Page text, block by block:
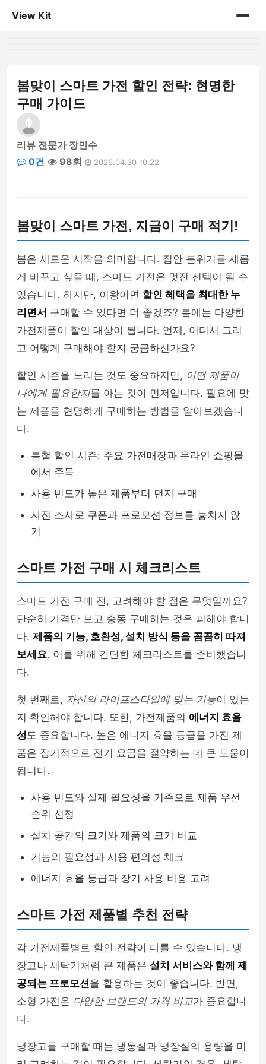
View Kit
봄맞이 스마트 가전 할인 전략: 현명한
구매 가이드
리뷰 전문가 장민수
0건
98회 2026.04.30 10:22
봄맞이 스마트 가전, 지금이 구매 적기!
봄은 새로운 시작을 의미합니다. 집안 분위기를 새롭
게 바꾸고 싶을 때, 스마트 가전은 멋진 선택이 될 수
있습니다. 하지만, 이왕이면 할인 혜택을 최대한 누
리면서 구매할 수 있다면 더 좋겠죠? 봄에는 다양한
가전제품이 할인 대상이 됩니다. 언제, 어디서 그리
고 어떻게 구매해야 할지 궁금하신가요?
할인 시즌을 노리는 것도 중요하지만, 어떤 제품이
나에게 필요한지를 아는 것이 먼저입니다. 필요에 맞
는 제품을 현명하게 구매하는 방법을 알아보겠습니
다.
봄철 할인 시즌: 주요 가전매장과 온라인 쇼핑몰
에서 주목
사용 빈도가 높은 제품부터 먼저 구매
사전 조사로 쿠폰과 프로모션 정보를 놓치지 않
기
스마트 가전 구매 시 체크리스트
스마트 가전 구매 전, 고려해야 할 점은 무엇일까요?
단순히 가격만 보고 충동 구매하는 것은 피해야 합니
다. 제품의 기능, 호환성, 설치 방식 등을 꼼꼼히 따져
보세요. 이를 위해 간단한 체크리스트를 준비했습니
다.
첫 번째로, 자신의 라이프스타일에 맞는 기능이 있는
지 확인해야 합니다. 또한, 가전제품의 에너지 효율
성도 중요합니다. 높은 에너지 효율 등급을 가진 제
품은 장기적으로 전기 요금을 절약하는 데 큰 도움이
됩니다.
사용 빈도와 실제 필요성을 기준으로 제품 우선
순위 선정
설치 공간의 크기와 제품의 크기 비교
기능의 필요성과 사용 편의성 체크
에너지 효율 등급과 장기 사용 비용 고려
스마트 가전 제품별 추천 전략
각 가전제품별로 할인 전략이 다를 수 있습니다. 냉
장고나 세탁기처럼 큰 제품은 설치 서비스와 함께 제
공되는 프로모션을 활용하는 것이 좋습니다. 반면,
소형 가전은 다양한 브랜드의 가격 비교가 중요합니
다.
냉장고를 구매할 때는 냉동실과 냉장실의 용량을 미